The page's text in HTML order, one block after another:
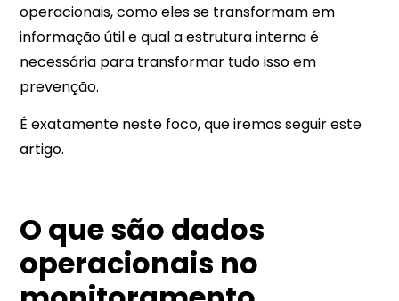
operacionais, como eles se transformam em
informação útil e qual a estrutura interna é
necessária para transformar tudo isso em
prevenção.
É exatamente neste foco, que iremos seguir este
artigo.
O que são dados
operacionais no